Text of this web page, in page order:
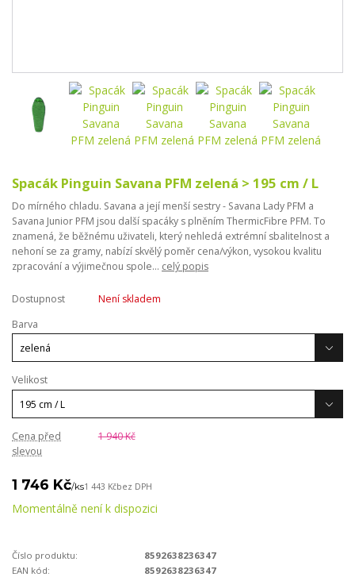
Spacák Pinguin Savana PFM zelená > 195 cm / L
Do mírného chladu. Savana a její menší sestry - Savana Lady PFM a
Savana Junior PFM jsou další spacáky s plněním ThermicFibre PFM. To
znamená, že běžnému uživateli, který nehledá extrémní sbalitelnost a
nehoní se za gramy, nabízí skvělý poměr cena/výkon, vysokou kvalitu
zpracování a výjimečnou spole... celý popis
Dostupnost
Není skladem
Barva
Velikost
Cena před
slevou
1 940 Kč
1 746 Kč/ks1 443 Kčbez DPH
Momentálně není k dispozici
Číslo produktu:
8592638236347
EAN kód:
8592638236347